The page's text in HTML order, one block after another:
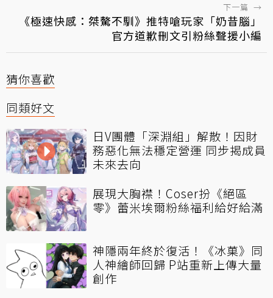
下一篇 →
《極速快感：桀驁不馴》推特嗆玩家「奶昔腦」
官方道歉刪文引粉絲聲援小編
猜你喜歡
同類好文
日V團體「深淵組」解散！因財
務惡化無法穩定營運 同步揭成員
未來去向
展現大胸襟！Coser扮《絕區
零》蕾米埃爾粉絲福利給好給滿
神隱兩年終於復活！《冰菓》同
人神繪師回歸 P站重新上傳大量
創作